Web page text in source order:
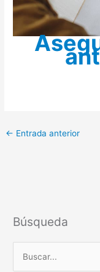
← Entrada anterior
Búsqueda